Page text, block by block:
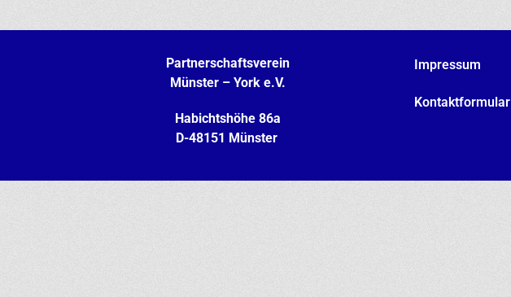
Partnerschaftsverein
Münster – Yorke.V.
Habichtshöhe 86a
D-48151 Münster
Impressum
Kontaktformular